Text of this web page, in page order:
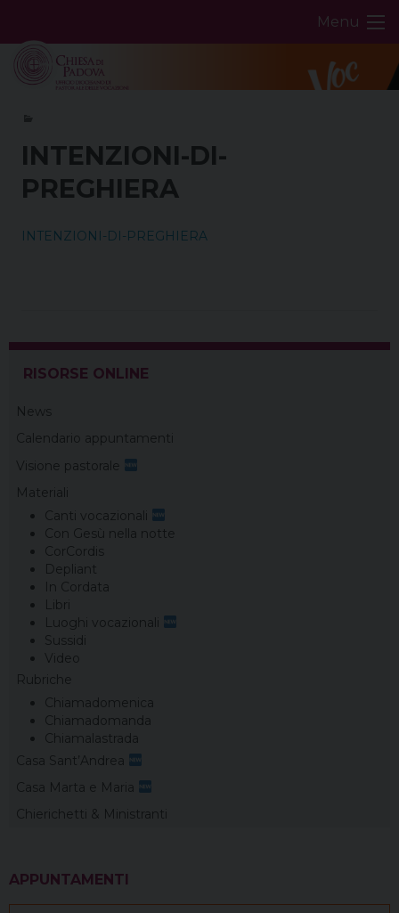
content
Menu
INTENZIONI-DI-
PREGHIERA
INTENZIONI-DI-PREGHIERA
RISORSE ONLINE
News
Calendario appuntamenti
Visione pastorale
Materiali
Canti vocazionali
Con Gesù nella notte
CorCordis
Depliant
In Cordata
Libri
Luoghi vocazionali
Sussidi
Video
Rubriche
Chiamadomenica
Chiamadomanda
Chiamalastrada
Casa Sant’Andrea
Casa Marta e Maria
Chierichetti & Ministranti
APPUNTAMENTI